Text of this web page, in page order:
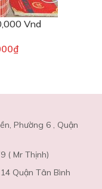
Vnd
₫
Phường 6 , Quận
( Mr Thịnh)
Quận Tân Bình